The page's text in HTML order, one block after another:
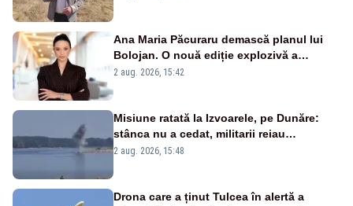
Ana Maria Păcuraru demască planul lui
Bolojan. O nouă ediție explozivă a
emisiunii „Miza Zilei” la Realitatea PLUS
2 aug. 2026, 15:42
Misiune ratată la Izvoarele, pe Dunăre:
stânca nu a cedat, militarii reiau
detonările luni – VIDEO
2 aug. 2026, 15:48
Drona care a ținut Tulcea în alertă a